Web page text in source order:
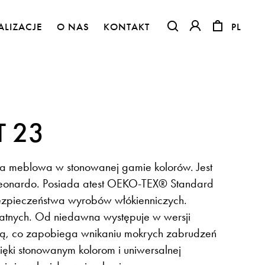
O NAS
KONTAKT
PL
PL
Flora – szenil inspirowany naturą
23
meblowa w stonowanej gamie kolorów. Jest
Posiada atest OEKO-TEX® Standard
wyrobów włókienniczych.
Od niedawna występuje w wersji
co zapobiega wnikaniu mokrych zabrudzeń
stonowanym kolorom i uniwersalnej